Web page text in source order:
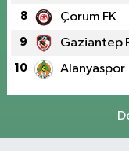
8 Çorum FK
9 Gaziantep
10 Alanyaspor